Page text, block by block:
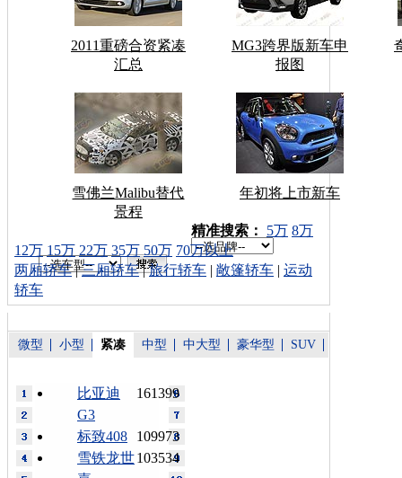
2011重磅合资紧凑
汇总
MG3跨界版新车申
报图
雪佛兰Malibu替代
景程
年初将上市新车
车型搜索：
精准搜索： 5万 8万
12万 15万 22万 35万 50万 70万以上
两厢轿车|三厢轿车|旅行轿车 | 敞篷轿车 | 运动
轿车
微型 小型 紧凑 中型 中大型 豪华型 SUV
161399
比亚迪
G3
109973
标致408
103534
雪铁龙世